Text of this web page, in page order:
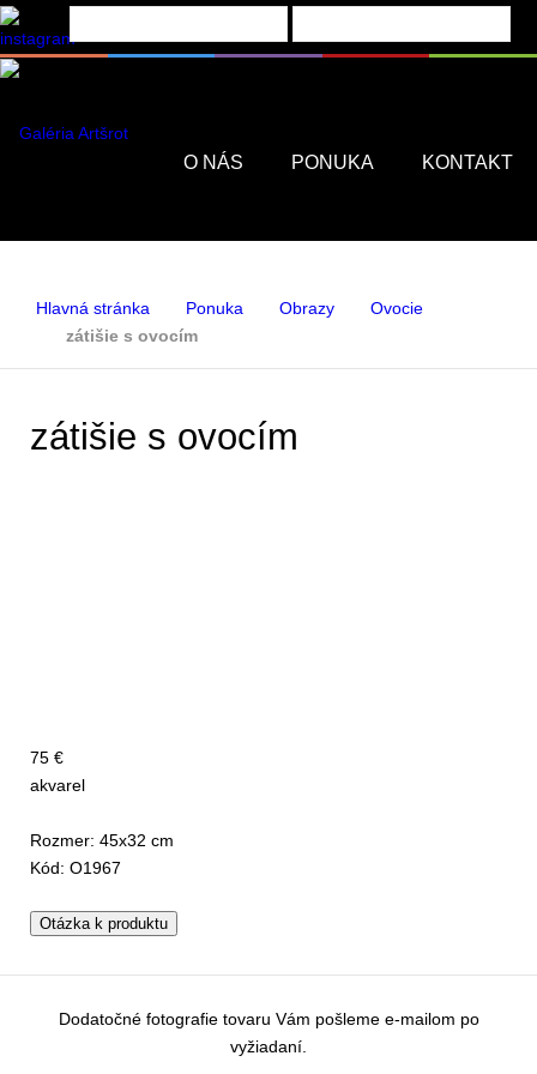
O NÁS PONUKA KONTAKT
Hlavná stránka Ponuka Obrazy
Ovocie
zátišie s ovocím
zátišie s ovocím
75 €
akvarel
Rozmer: 45x32 cm
Kód: O1967
Otázka k produktu
Dodatočné fotografie tovaru Vám pošleme e-mailom po
vyžiadaní.